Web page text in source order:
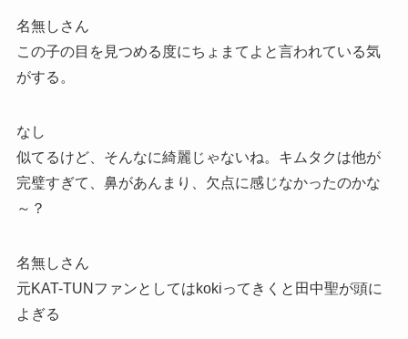
名無しさん
この子の目を見つめる度にちょまてよと言われている気
がする。
なし
似てるけど、そんなに綺麗じゃないね。キムタクは他が
完璧すぎて、鼻があんまり、欠点に感じなかったのかな
～？
名無しさん
元KAT-TUNファンとしてはkokiってきくと田中聖が頭に
よぎる